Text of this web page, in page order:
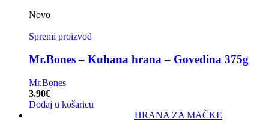
Novo
Spremi proizvod
Mr.Bones – Kuhana hrana – Govedina 375g
Mr.Bones
3.90€
Dodaj u košaricu
HRANA ZA MAČKE